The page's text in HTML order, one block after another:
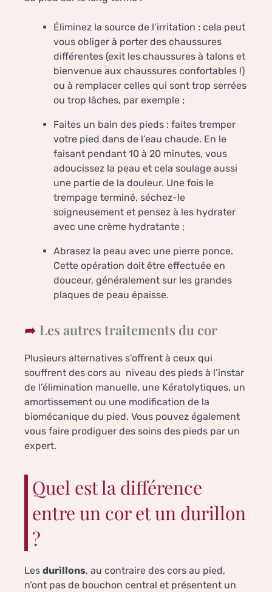
Éliminez la source de l’irritation : cela peut
vous obliger à porter des chaussures
différentes (exit les chaussures à talons et
bienvenue aux chaussures confortables !)
ou à remplacer celles qui sont trop serrées
ou trop lâches, par exemple ;
Faites un bain des pieds : faites tremper
votre pied dans de l’eau chaude. En le
faisant pendant 10 à 20 minutes, vous
adoucissez la peau et cela soulage aussi
une partie de la douleur. Une fois le
trempage terminé, séchez-le
soigneusement et pensez à les hydrater
avec une crème hydratante ;
Abrasez la peau avec une pierre ponce.
Cette opération doit être effectuée en
douceur, généralement sur les grandes
plaques de peau épaisse.
Les autres traitements du cor
Plusieurs alternatives s’offrent à ceux qui
souffrent des cors au niveau des pieds à l’instar
de l’élimination manuelle, une Kératolytiques, un
amortissement ou une modification de la
biomécanique du pied. Vous pouvez également
vous faire prodiguer des soins des pieds par un
expert.
Quel est la différence
entre un cor et un durillon
?
Les durillons, au contraire des cors au pied,
n’ont pas de bouchon central et présentent un